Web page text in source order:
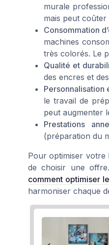
murale
mais peut
Consommation
machines
très colorés. Le
Qualité et
des encres et
Personnalisation
le travail de
peut augmenter
Prestations
(préparation du
Pour optimiser votre
de choisir une
comment optimiser
harmoniser chaque